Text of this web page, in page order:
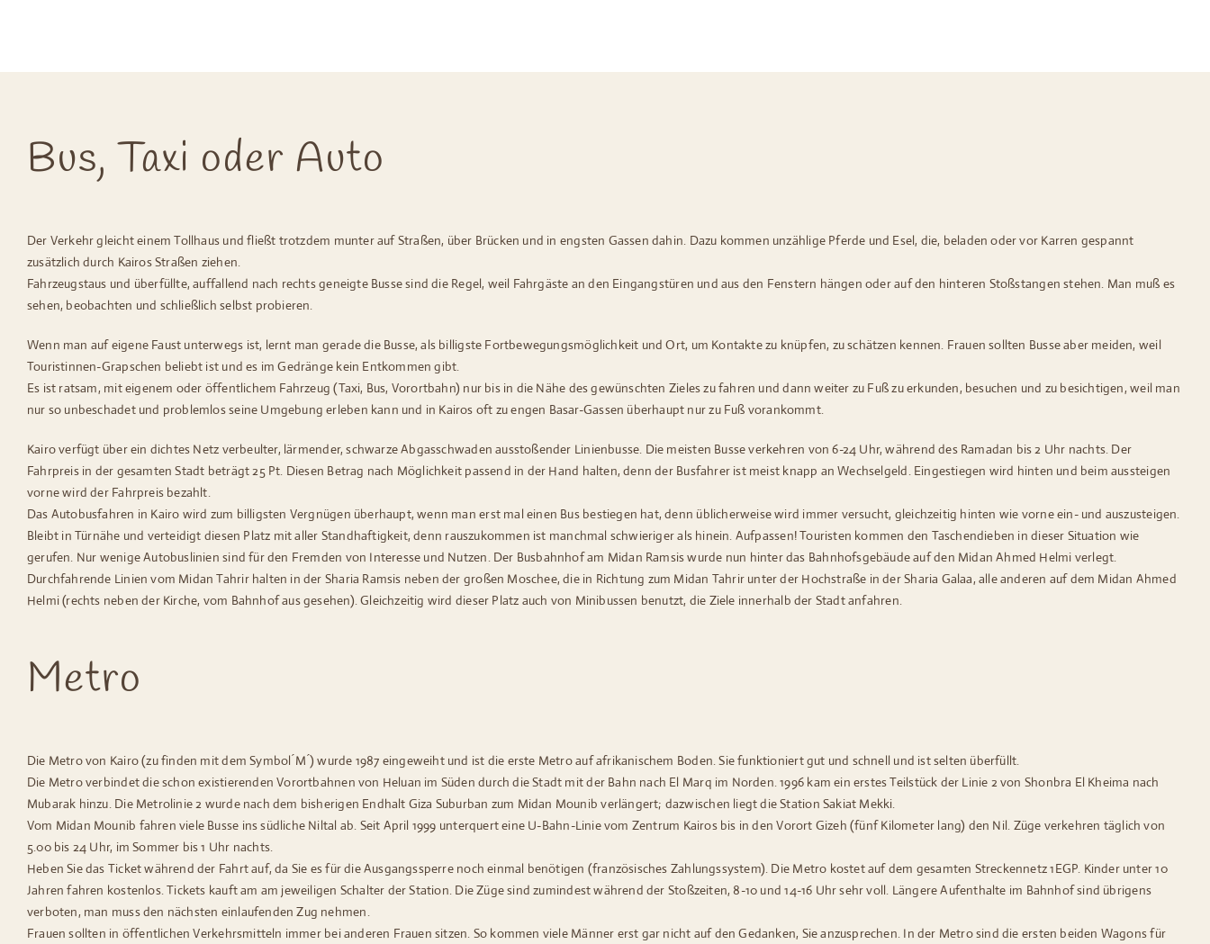
Bus, Taxi oder Auto
Der Verkehr gleicht einem Tollhaus und fließt trotzdem munter auf Straßen, über Brücken und in engsten Gassen dahin. Dazu kommen unzählige Pferde und Esel, die, beladen oder vor Karren gespannt
zusätzlich durch Kairos Straßen ziehen.
Fahrzeugstaus und überfüllte, auffallend nach rechts geneigte Busse sind die Regel, weil Fahrgäste an den Eingangstüren und aus den Fenstern hängen oder auf den hinteren Stoßstangen stehen. Man muß es
sehen, beobachten und schließlich selbst probieren.
Wenn man auf eigene Faust unterwegs ist, lernt man gerade die Busse, als billigste Fortbewegungsmöglichkeit und Ort, um Kontakte zu knüpfen, zu schätzen kennen. Frauen sollten Busse aber meiden, weil
Touristinnen-Grapschen beliebt ist und es im Gedränge kein Entkommen gibt.
Es ist ratsam, mit eigenem oder öffentlichem Fahrzeug (Taxi, Bus, Vorortbahn) nur bis in die Nähe des gewünschten Zieles zu fahren und dann weiter zu Fuß zu erkunden, besuchen und zu besichtigen, weil man
nur so unbeschadet und problemlos seine Umgebung erleben kann und in Kairos oft zu engen Basar-Gassen überhaupt nur zu Fuß vorankommt.
Kairo verfügt über ein dichtes Netz verbeulter, lärmender, schwarze Abgasschwaden ausstoßender Linienbusse. Die meisten Busse verkehren von 6-24 Uhr, während des Ramadan bis 2 Uhr nachts. Der
Fahrpreis in der gesamten Stadt beträgt 25 Pt. Diesen Betrag nach Möglichkeit passend in der Hand halten, denn der Busfahrer ist meist knapp an Wechselgeld. Eingestiegen wird hinten und beim aussteigen
vorne wird der Fahrpreis bezahlt.
Das Autobusfahren in Kairo wird zum billigsten Vergnügen überhaupt, wenn man erst mal einen Bus bestiegen hat, denn üblicherweise wird immer versucht, gleichzeitig hinten wie vorne ein- und auszusteigen.
Bleibt in Türnähe und verteidigt diesen Platz mit aller Standhaftigkeit, denn rauszukommen ist manchmal schwieriger als hinein. Aufpassen! Touristen kommen den Taschendieben in dieser Situation wie
gerufen. Nur wenige Autobuslinien sind für den Fremden von Interesse und Nutzen. Der Busbahnhof am Midan Ramsis wurde nun hinter das Bahnhofsgebäude auf den Midan Ahmed Helmi verlegt.
Durchfahrende Linien vom Midan Tahrir halten in der Sharia Ramsis neben der großen Moschee, die in Richtung zum Midan Tahrir unter der Hochstraße in der Sharia Galaa, alle anderen auf dem Midan Ahmed
Helmi (rechts neben der Kirche, vom Bahnhof aus gesehen). Gleichzeitig wird dieser Platz auch von Minibussen benutzt, die Ziele innerhalb der Stadt anfahren.
Metro
Die Metro von Kairo (zu finden mit dem Symbol ́M ́) wurde 1987 eingeweiht und ist die erste Metro auf afrikanischem Boden. Sie funktioniert gut und schnell und ist selten überfüllt.
Die Metro verbindet die schon existierenden Vorortbahnen von Heluan im Süden durch die Stadt mit der Bahn nach El Marq im Norden. 1996 kam ein erstes Teilstück der Linie 2 von Shonbra El Kheima nach
Mubarak hinzu. Die Metrolinie 2 wurde nach dem bisherigen Endhalt Giza Suburban zum Midan Mounib verlängert; dazwischen liegt die Station Sakiat Mekki.
Vom Midan Mounib fahren viele Busse ins südliche Niltal ab. Seit April 1999 unterquert eine U-Bahn-Linie vom Zentrum Kairos bis in den Vorort Gizeh (fünf Kilometer lang) den Nil. Züge verkehren täglich von
5.00 bis 24 Uhr, im Sommer bis 1 Uhr nachts.
Heben Sie das Ticket während der Fahrt auf, da Sie es für die Ausgangssperre noch einmal benötigen (französisches Zahlungssystem). Die Metro kostet auf dem gesamten Streckennetz 1EGP. Kinder unter 10
Jahren fahren kostenlos. Tickets kauft am am jeweiligen Schalter der Station. Die Züge sind zumindest während der Stoßzeiten, 8-10 und 14-16 Uhr sehr voll. Längere Aufenthalte im Bahnhof sind übrigens
verboten, man muss den nächsten einlaufenden Zug nehmen.
Frauen sollten in öffentlichen Verkehrsmitteln immer bei anderen Frauen sitzen. So kommen viele Männer erst gar nicht auf den Gedanken, Sie anzusprechen. In der Metro sind die ersten beiden Wagons für